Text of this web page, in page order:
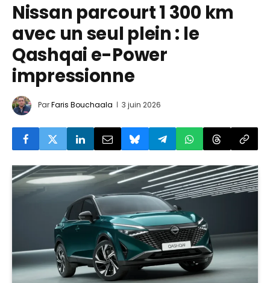
Nissan parcourt 1 300 km
avec un seul plein : le
Qashqai e-Power
impressionne
ParFaris Bouchaala 3 juin 2026
© Nissan